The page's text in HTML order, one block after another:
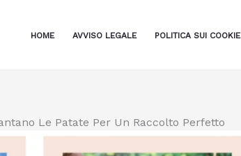
HOME AVVISO LEGALE POLITICA SUI COOKIE
Le Patate Per Un Raccolto Perfetto